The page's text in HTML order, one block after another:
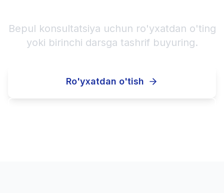
Bepul konsultatsiya uchun ro'yxatdan o'ting
yoki birinchi darsga tashrif buyuring.
Ro'yxatdan o'tish